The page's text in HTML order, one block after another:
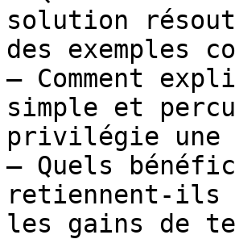
solution
des exemples
– Comment
simple et
privilégie une
– Quels
retiennent-ils
les gains de